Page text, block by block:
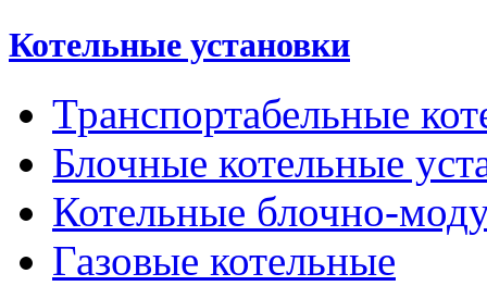
Котельные установки
Транспортабельные
Блочные котельные
Котельные блочно-
Газовые котельные